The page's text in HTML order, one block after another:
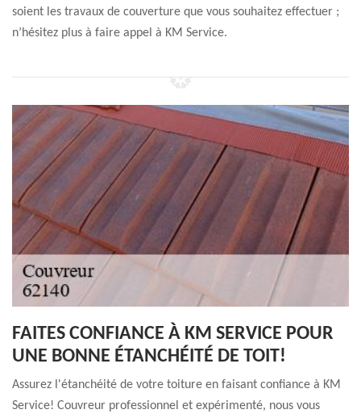
soient les travaux de couverture que vous souhaitez effectuer ;
n’hésitez plus à faire appel à KM Service.
FAITES CONFIANCE À KM SERVICE POUR
UNE BONNE ÉTANCHÉITÉ DE TOIT!
Assurez l'étanchéité de votre toiture en faisant confiance à KM
Service! Couvreur professionnel et expérimenté, nous vous